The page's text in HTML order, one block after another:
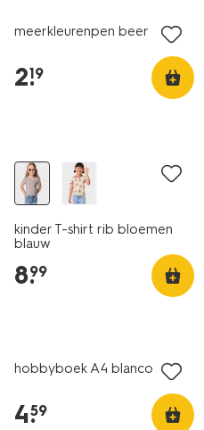
meerkleurenpen beer
2.
19
kinder T-shirt rib bloemen
blauw
8.
99
hobbyboek A4 blanco roze
4.
59